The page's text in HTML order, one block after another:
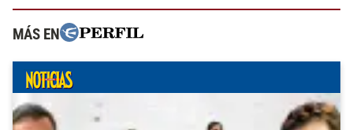
MÁS EN